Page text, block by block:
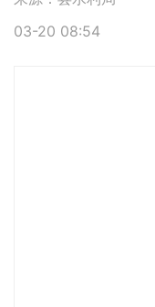
03-20 08:54